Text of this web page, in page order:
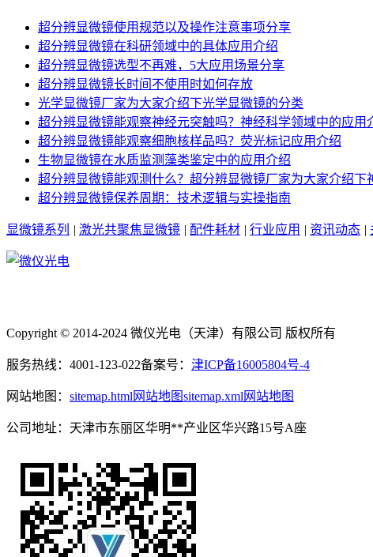
超分辨显微镜使用规范以及操作注意事项分享
超分辨显微镜在科研领域中的具体应用介绍
超分辨显微镜选型不再难，5大应用场景分享
超分辨显微镜长时间不使用时如何存放
光学显微镜厂家为大家介绍下光学显微镜的分类
超分辨显微镜能观察神经元突触吗？神经科学领域中的应用
超分辨显微镜能观察细胞核样品吗？荧光标记应用介绍
生物显微镜在水质监测藻类鉴定中的应用介绍
超分辨显微镜能观测什么？超分辨显微镜厂家为大家介绍下
超分辨显微镜保养周期：技术逻辑与实操指南
显微镜系列 激光共聚焦显微镜 配件耗材 行业应用 资讯动态
Copyright © 2014-2024 微仪光电（天津）有限公司 版权所有
服务热线：4001-123-022备案号： 津ICP备16005804号-4
网站地图： sitemap.html网站地图sitemap.xml网站地图
公司地址：天津市东丽区华明**产业区华兴路15号A座